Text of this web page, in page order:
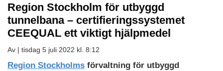
Region Stockholm för utbyggd
tunnelbana – certifieringssystemet
CEEQUAL ett viktigt hjälpmedel
Av | tisdag 5 juli 2022 kl. 8:12
Region Stockholms förvaltning för utbyggd